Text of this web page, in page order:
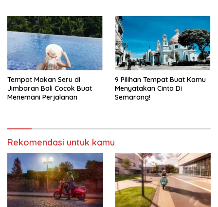
Tempat Makan Seru di
Jimbaran Bali Cocok Buat
Menemani Perjalanan
9 Pilihan Tempat Buat Kamu
Menyatakan Cinta Di
Semarang!
Rekomendasi untuk kamu